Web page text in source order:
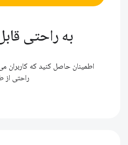
به راحتی
اطمینان حاصل کنید که کاربران
راحتی از